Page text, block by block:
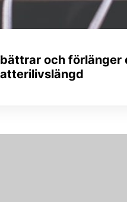
och förlänger